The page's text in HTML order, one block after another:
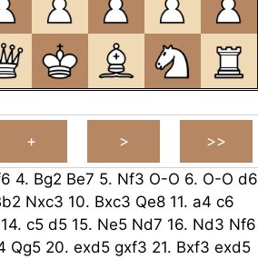
4. Bg2 Be7 5. Nf3 O-O 6. O-O d6
Nxc3 10. Bxc3 Qe8 11. a4 c6
14. c5 d5 15. Ne5 Nd7 16. Nd3 Nf6
Qg5 20. exd5 gxf3 21. Bxf3 exd5